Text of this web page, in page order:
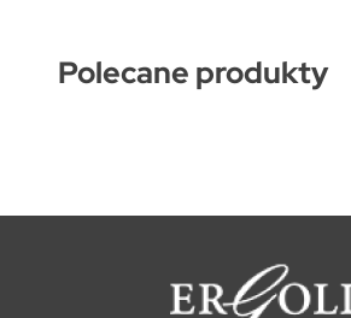
Polecane produkty